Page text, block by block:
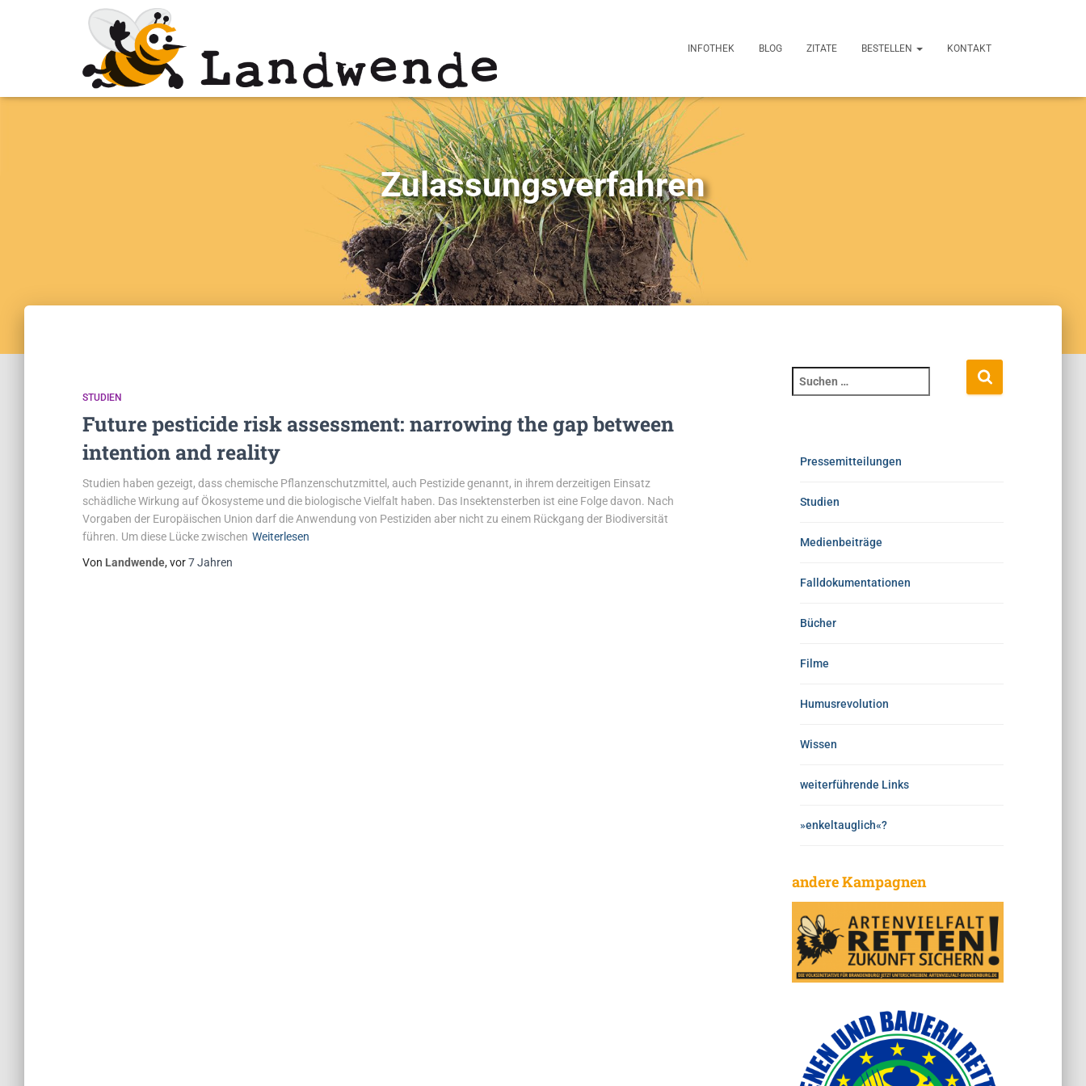
INFOTHEK BLOG ZITATE BESTELLEN KONTAKT
Zulassungsverfahren
STUDIEN
Future pesticide risk assessment: narrowing the gap between
intention and reality
Studien haben gezeigt, dass chemische Pflanzenschutzmittel, auch Pestizide genannt, in ihrem derzeitigen Einsatz
schädliche Wirkung auf Ökosysteme und die biologische Vielfalt haben. Das Insektensterben ist eine Folge davon. Nach
Vorgaben der Europäischen Union darf die Anwendung von Pestiziden aber nicht zu einem Rückgang der Biodiversität
führen. Um diese Lücke zwischen Weiterlesen
Von Landwende, vor7 Jahren
Pressemitteilungen
Studien
Medienbeiträge
Falldokumentationen
Bücher
Filme
Humusrevolution
Wissen
weiterführende Links
»enkeltauglich«?
andere Kampagnen